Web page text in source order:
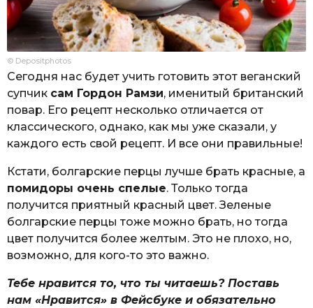
© Depositphotos
Сегодня нас будет учить готовить этот веганский
супчик сам Гордон Рамзи, именитый британский
повар. Его рецепт несколько отличается от
классического, однако, как мы уже сказали, у
каждого есть свой рецепт. И все они правильные!
Кстати, болгарские перцы лучше брать красные, а
помидоры очень спелые. Только тогда
получится приятный красный цвет. Зеленые
болгарские перцы тоже можно брать, но тогда
цвет получится более желтым. Это не плохо, но,
возможно, для кого-то это важно.
Тебе нравится то, что ты читаешь? Поставь
нам «Нравится» в Фейсбуке и обязательно